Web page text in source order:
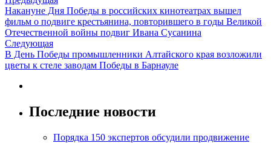
Накануне Дня Победы в российских кинотеатрах вышел
фильм о подвиге крестьянина, повторившего в годы Великой
Отечественной войны подвиг Ивана Сусанина
Следующая
В День Победы промышленники Алтайского края возложили
цветы к стеле заводам Победы в Барнауле
Последние новости
Порядка 150 экспертов обсудили продвижение